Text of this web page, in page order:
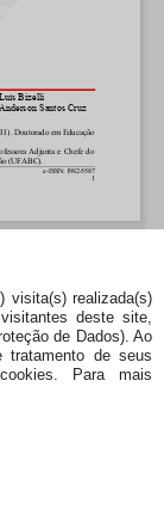
visita(s) realizada(s)
deste site,
de Dados). Ao
de seus
Para mais